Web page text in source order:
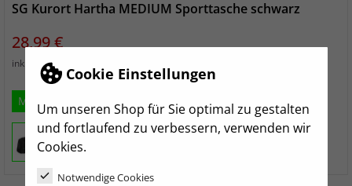
Cookie Einstellungen
Um unseren Shop für Sie optimal zu gestalten
und fortlaufend zu verbessern, verwenden wir
Cookies.
Notwendige Cookies
SG Kurort Hartha MEDIUM Sporttasche schwarz
Preis
28,99 €
inkl. MwSt.
M